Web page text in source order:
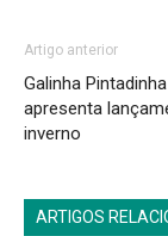
Artigo anterior
Galinha Pintadinha
apresenta
inverno
ARTIGOS